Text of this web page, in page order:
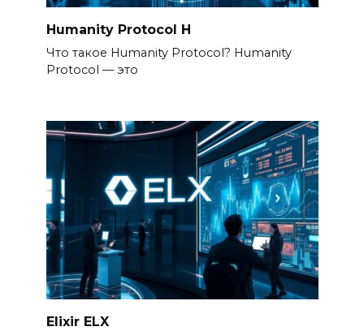
Humanity Protocol H
Что такое Humanity Protocol? Humanity
Protocol — это
Elixir ELX